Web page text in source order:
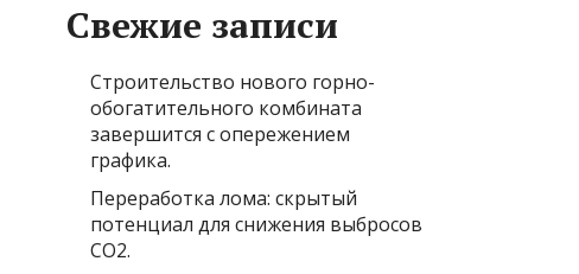
Свежие записи
Строительство нового горно-
обогатительного комбината
завершится с опережением
графика.
Переработка лома: скрытый
потенциал для снижения выбросов
CO2.